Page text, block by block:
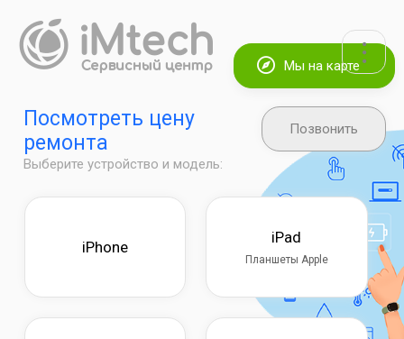
Мы на карте
Позвонить
Посмотреть цену
ремонта
Выберите устройство и модель:
iPhone
iPad
Планшеты Apple